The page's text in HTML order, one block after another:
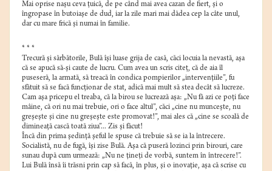
Mai oprise naşu ceva ţuică, de pe când mai avea cazan de fiert, şi o
îngropase în butoiaşe de dud, iar la zile mari mai dădea cep la câte unul,
dar cu mare frică şi numai în familie.
* * *
Trecură şi sărbătorile, Bulă îşi luase grija de casă, căci locuia la nevastă, aşa
că se apucă să-şi caute de lucru. Cum avea un scris citeţ, că de aia îl
puseseră, la armată, să treacă în condica pompierilor „intervenţiile”, fu
sfătuit să se facă funcţionar de stat, adică mai mult să stea decât să lucreze.
Cam aşa pricepu el treaba, că la birou se lucrează aşa: „Nu fă azi ce poţi face
mâine, că ori nu mai trebuie, ori o face altul”, căci „cine nu munceşte, nu
greşeşte şi cine nu greşeşte este promovat!”, mai ales că „cine se scoală de
dimineaţă cască toată ziua”... Zis şi făcut!
Încă din prima şedinţă şeful le spuse că trebuie să se ia la întrecere.
Socialistă, nu de fugă, îşi zise Bulă. Aşa că puseră lozinci prin birouri, care
sunau după cum urmează: „Nu ne ţineţi de vorbă, suntem în întrecere!”.
Lui Bulă însă îi trăsni prin cap să facă, în plus, şi o inovaţie, aşa că scrise cu